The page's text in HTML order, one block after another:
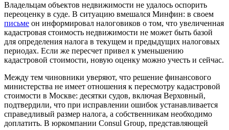
Владельцам объектов недвижимости не удалось оспорить
переоценку в суде. В ситуацию вмешался Минфин: в своем
письме он информировал налоговиков о том, что увеличенная
кадастровая стоимость недвижимости не может быть базой
для определения налога в текущем и предыдущих налоговых
периодах. Если же пересчет привел к уменьшению
кадастровой стоимости, новую оценку можно учесть и сейчас.
Между тем чиновники уверяют, что решение финансового
министерства не имеет отношения к пересмотру кадастровой
стоимости в Москве: десятки судов, включая Верховный,
подтвердили, что при исправлении ошибок устанавливается
справедливый размер налога, а собственникам необходимо
доплатить. В юркомпании Consul Group, представляющей